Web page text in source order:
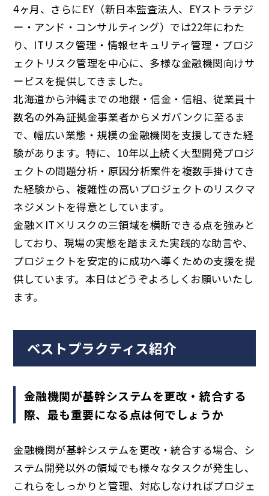
4ヶ月、さらにEY（新日本監査法人、EYストラテジ
ー・アンド・コンサルティング）では22年にわた
り、ITリスク管理・情報セキュリティ管理・プロジ
ェクトリスク管理を中心に、多様な金融機関向けサ
ービスを提供してきました。
北海道から沖縄までの地銀・信金・信組、従業員十
数名の外為証拠金事業者からメガバンクに至るま
で、幅広い業態・規模の金融機関を支援してきた経
験があります。特に、10年以上続く大型開発プロジ
ェクトの問題分析・原因分析案件を複数手掛けてき
た経験から、複雑性の高いプロジェクトのリスクマ
ネジメントを得意としています。
金融×IT×リスクの三領域を横断できる点を強みと
しており、現場の実態を踏まえた実践的な助言や、
プロジェクトを安定的に成功へ導くための支援を提
供しています。本日はどうぞよろしくお願いいたし
ます。
ベストプラクティス紹介
金融機関が基幹システムを更改・統合する
際、最も重要になる点は何でしょうか
金融機関が基幹システムを更改・統合する場合、シ
ステム開発以外の領域でも様々なタスクが発生し、
これらをしっかりと管理、対応しなければプロジェ